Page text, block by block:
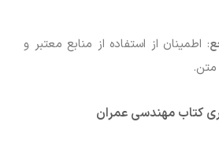
: اطمینان از استفاده از منابع معتبر و
کتاب مهندسی عمران